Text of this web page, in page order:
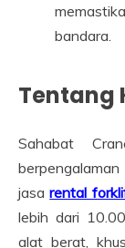
bandara.
Tentang
Sahabat
jasarental
lebih dari
alat berat,